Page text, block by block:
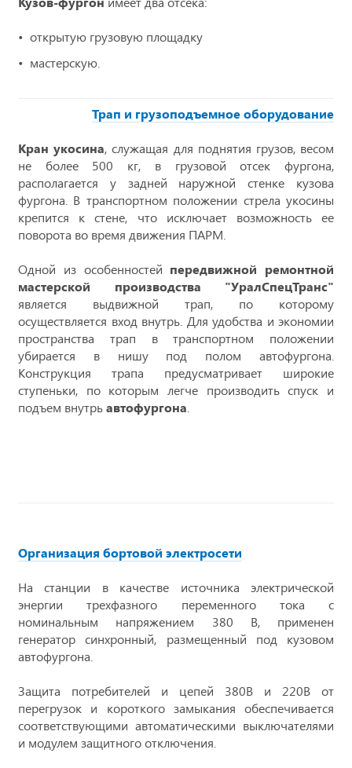
открытую грузовую площадку
мастерскую.
Трап и грузоподъемное оборудование
Кран укосина, служащая для поднятия грузов, весом
не более 500 кг, в грузовой отсек фургона,
располагается у задней наружной стенке кузова
фургона. В транспортном положении стрела укосины
крепится к стене, что исключает возможность ее
поворота во время движения ПАРМ.
Одной из особенностей передвижной ремонтной
мастерской производства "УралСпецТранс"
является выдвижной трап, по которому
осуществляется вход внутрь. Для удобства и экономии
пространства трап в транспортном положении
убирается в нишу под полом автофургона.
Конструкция трапа предусматривает широкие
ступеньки, по которым легче производить спуск и
подъем внутрьавтофургона.
Организация бортовой электросети
На станции в качестве источника электрической
энергии трехфазного переменного тока с
номинальным напряжением 380 В, применен
генератор синхронный, размещенный под кузовом
автофургона.
Защита потребителей и цепей 380В и 220В от
перегрузок и короткого замыкания обеспечивается
соответствующими автоматическими выключателями
и модулем защитного отключения.